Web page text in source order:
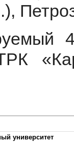
университет